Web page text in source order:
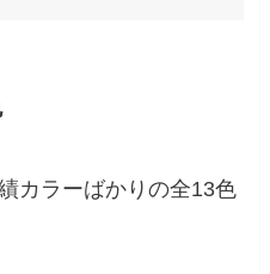
カラーばかりの全13色